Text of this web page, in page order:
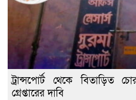
ট্রান্সপোর্ট থেকে বিতাড়িত
গ্রেপ্তারের দাবি